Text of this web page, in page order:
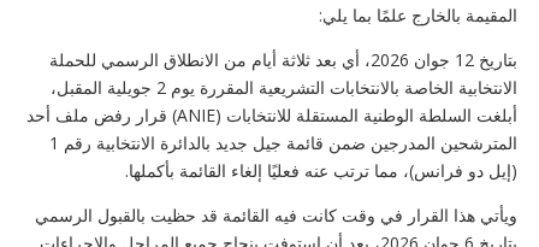
المقيمة بالخارج علمًا بما يلي:
بتاريخ 12 جوان 2026، أي بعد ثلاثة أيام من الانطلاق الرسمي للحملة
الانتخابية الخاصة بالانتخابات التشريعية المقررة يوم 2 جويلية المقبل،
أبلغت السلطة الوطنية المستقلة للانتخابات (ANIE) قرار رفض ملف أحد
المترشحين المدرجين ضمن قائمة جيل جديد بالدائرة الانتخابية رقم 1
(إيل دو فرانس)، مما ترتب عنه فعليًا إلغاء القائمة بأكملها.
ويأتي هذا القرار في وقت كانت فيه القائمة قد حظيت بالقبول الرسمي
بتاريخ 6 جوان 2026، بعد أن استوفت بنجاح جميع المراحل والإجراءات